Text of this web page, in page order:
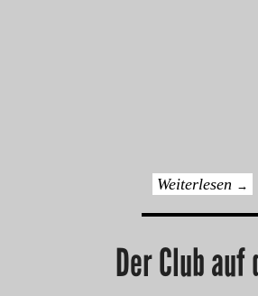
Weiterlesen →
Der Club auf